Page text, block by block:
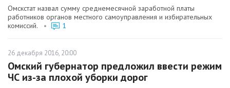
Омскстат назвал сумму среднемесячной заработной платы
работников органов местного самоуправления и избирательных
комиссий.
• 1
26 декабря 2016, 20:00
Омский губернатор предложил ввести режим
ЧС из-за плохой уборки дорог